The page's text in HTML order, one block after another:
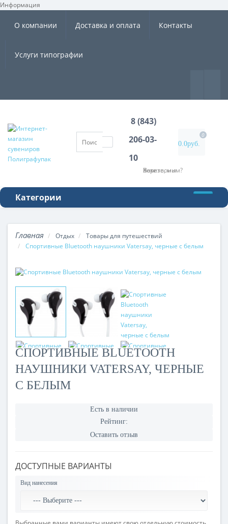
Информация ×
О компании Доставка и оплата Контакты
Услуги типографии
8 (843)
206-03-
10
Хотите, мы Вам перезвоним?
0.0руб.
0
Категории
Отдых
Товары для путешествий
Cпортивные Bluetooth наушники Vatersay, черные с белым
CПОРТИВНЫЕ BLUETOOTH
НАУШНИКИ VATERSAY, ЧЕРНЫЕ
С БЕЛЫМ
Есть в наличии
Рейтинг:
Оставить отзыв
ДОСТУПНЫЕ ВАРИАНТЫ
Вид нанесения